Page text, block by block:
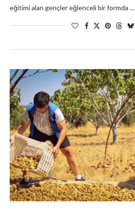
eğitimi alan gençler eğlenceli bir formda …